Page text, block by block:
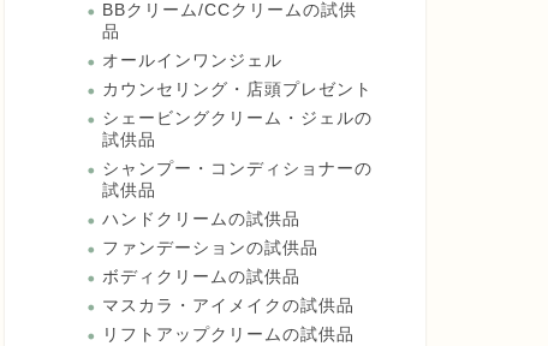
BBクリーム/CCクリームの試供
品
オールインワンジェル
カウンセリング・店頭プレゼント
シェービングクリーム・ジェルの
試供品
シャンプー・コンディショナーの
試供品
ハンドクリームの試供品
ファンデーションの試供品
ボディクリームの試供品
マスカラ・アイメイクの試供品
リフトアップクリームの試供品